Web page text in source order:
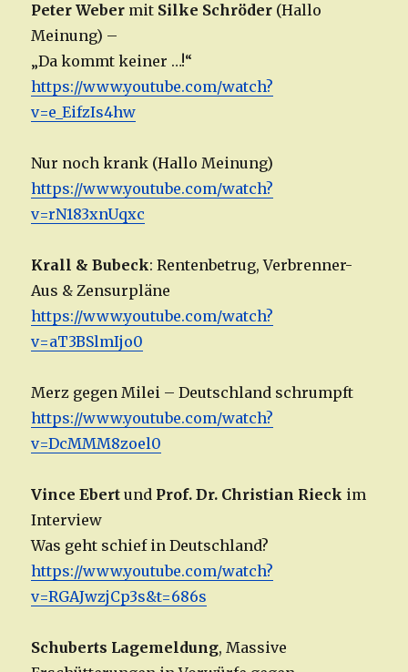
Peter Weber mit Silke Schröder (Hallo
Meinung) –
„Da kommt keiner …!“
https://www.youtube.com/watch?
v=e_EifzIs4hw
Nur noch krank (Hallo Meinung)
https://www.youtube.com/watch?
v=rN183xnUqxc
Krall & Bubeck: Rentenbetrug, Verbrenner-
Aus & Zensurpläne
https://www.youtube.com/watch?
v=aT3BSlmIjo0
Merz gegen Milei – Deutschland schrumpft
https://www.youtube.com/watch?
v=DcMMM8zoel0
Vince Ebert und Prof. Dr. Christian Rieck im
Interview
Was geht schief in Deutschland?
https://www.youtube.com/watch?
v=RGAJwzjCp3s&t=686s
Schuberts Lagemeldung, Massive